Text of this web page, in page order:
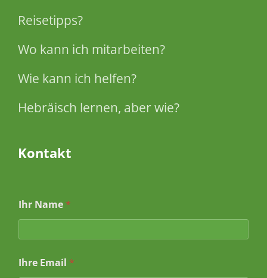
Reisetipps?
Wo kann ich mitarbeiten?
Wie kann ich helfen?
Hebräisch lernen, aber wie?
Kontakt
Ihr Name *
Ihre Email *